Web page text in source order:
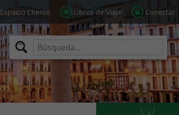
Espacio Cliente Libros de Viaje Conectar